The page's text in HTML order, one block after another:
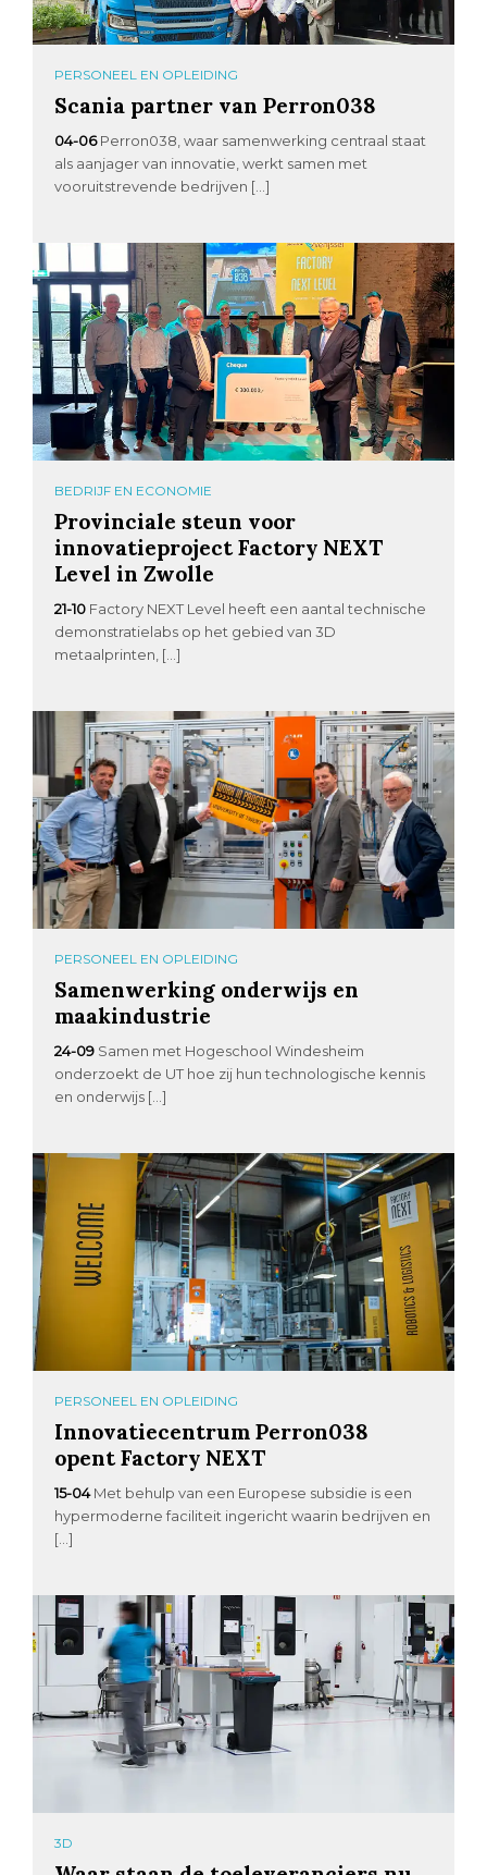
PERSONEEL EN OPLEIDING
Scania partner van Perron038
04-06 Perron038, waar samenwerking centraal staat
als aanjager van innovatie, werkt samen met
vooruitstrevende bedrijven […]
BEDRIJF EN ECONOMIE
Provinciale steun voor
innovatieproject Factory NEXT
Level in Zwolle
21-10 Factory NEXT Level heeft een aantal technische
demonstratielabs op het gebied van 3D
metaalprinten, […]
PERSONEEL EN OPLEIDING
Samenwerking onderwijs en
maakindustrie
24-09 Samen met Hogeschool Windesheim
onderzoekt de UT hoe zij hun technologische kennis
en onderwijs […]
PERSONEEL EN OPLEIDING
Innovatiecentrum Perron038
opent Factory NEXT
15-04 Met behulp van een Europese subsidie is een
hypermoderne faciliteit ingericht waarin bedrijven en
[…]
3D